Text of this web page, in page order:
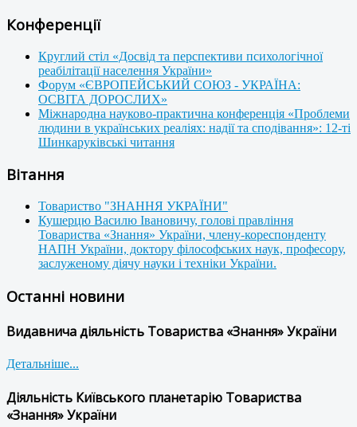
Конференції
Круглий стіл «Досвід та перспективи психологічної
реабілітації населення України»
Форум «ЄВРОПЕЙСЬКИЙ СОЮЗ - УКРАЇНА:
ОСВІТА ДОРОСЛИХ»
Міжнародна науково-практична конференція «Проблеми
людини в українських реаліях: надії та сподівання»: 12-ті
Шинкаруківські читання
Вітання
Товариство "ЗНАННЯ УКРАЇНИ"
Кушерцю Василю Івановичу, голові правління
Товариства «Знання» України, члену-кореспонденту
НАПН України, доктору філософських наук, професору,
заслуженому діячу науки і техніки України.
Останні новини
Видавнича діяльність Товариства «Знання» України
Детальніше...
Діяльність Київського планетарію Товариства
«Знання» України